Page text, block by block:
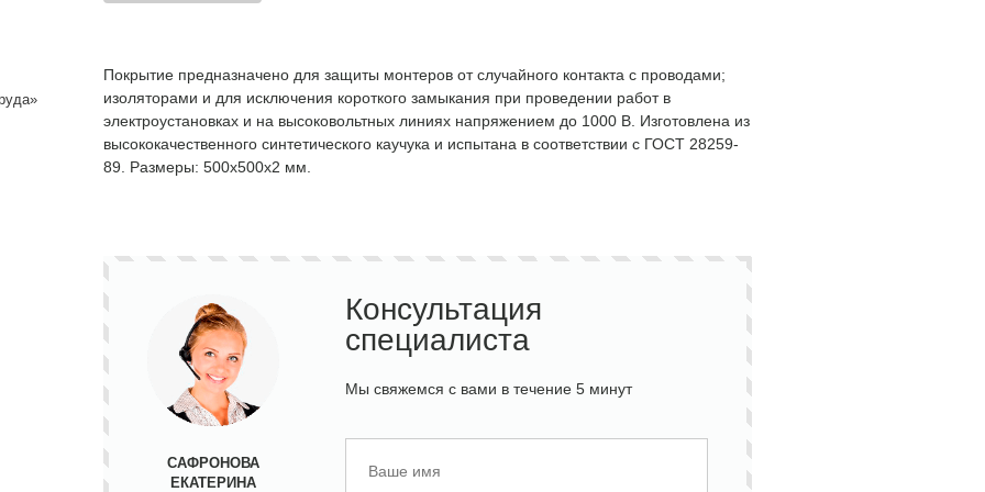
Покрытие предназначено для защиты монтеров от случайного контакта с проводами;
изоляторами и для исключения короткого замыкания при проведении работ в
электроустановках и на высоковольтных линиях напряжением до 1000 В. Изготовлена из
высококачественного синтетического каучука и испытана в соответствии с ГОСТ 28259-
89. Размеры: 500х500x2 мм.
САФРОНОВА
ЕКАТЕРИНА
Консультация
специалиста
Мы свяжемся с вами в течение 5 минут